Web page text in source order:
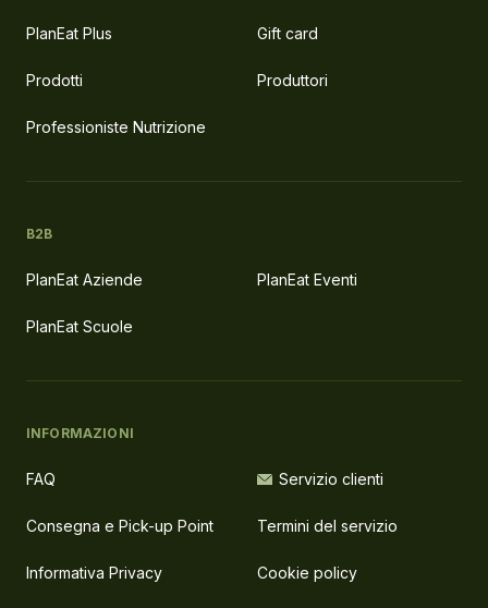
PlanEat Plus Gift card
Prodotti Produttori
Professioniste Nutrizione
B2B
PlanEat Aziende PlanEat Eventi
PlanEat Scuole
INFORMAZIONI
FAQ Servizio clienti
Consegna e Pick-up Point Termini del servizio
Informativa Privacy Cookie policy